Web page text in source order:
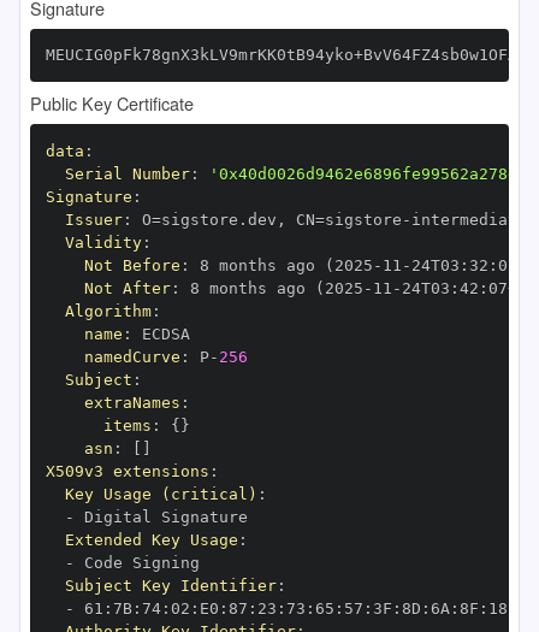
Signature
Public Key Certificate
data :
Serial Number:
Signature :
Issuer: O=sigstore.dev , CN=sigstore -
Validity:
Not Before : 8 months ago (2025 - 11 - 24T03 : 32 :
Not After: 8 months ago (2025 - 11 - 24T03 : 42 : 07+00
Algorithm:
name :
namedCurve : P- 256
Subject :
extraNames :
items : { }
asn :
X509v3 extensions :
Key Usage (critical) :
-
Extended Key Usage :
-
Subject Key Identifier:
-
61 : 7B: 74: 02 : E0 : 87 : 23 : 73 : 65 : 57 : 3F : 8D : 6A : 8F : 18